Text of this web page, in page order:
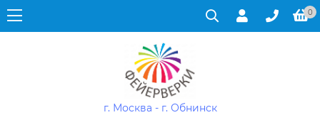
0
г. Москва - г. Обнинск